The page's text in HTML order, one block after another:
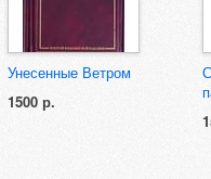
Унесенные Ветром
1500 р.